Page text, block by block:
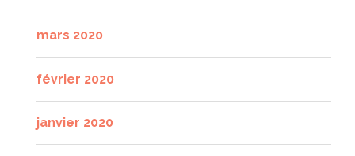
mars 2020
février 2020
janvier 2020